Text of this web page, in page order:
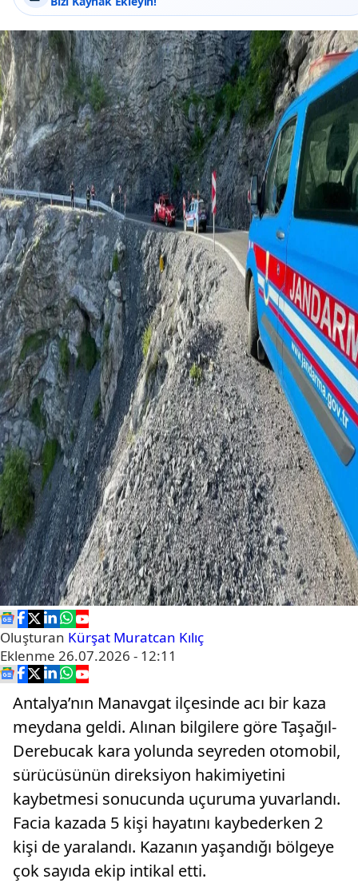
Oluşturan Kürşat Muratcan Kılıç
Eklenme 26.07.2026 - 12:11
Antalya’nın Manavgat ilçesinde acı bir kaza
meydana geldi. Alınan bilgilere göre Taşağıl-
Derebucak kara yolunda seyreden otomobil,
sürücüsünün direksiyon hakimiyetini
kaybetmesi sonucunda uçuruma yuvarlandı.
Facia kazada 5 kişi hayatını kaybederken 2
kişi de yaralandı. Kazanın yaşandığı bölgeye
çok sayıda ekip intikal etti.